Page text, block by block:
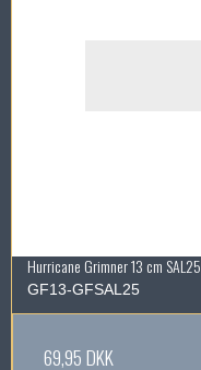
Hurricane Grimner 13 cm SAL25
GF13-GFSAL25
69,95 DKK